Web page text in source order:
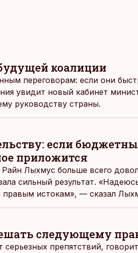
коалиции
переговорам: если они
увидит новый кабинет
руководству страны.
если
приложится
Лыхмус больше всего
сильный результат.
правым истокам», — сказал
следующему
серьезных препятствий,